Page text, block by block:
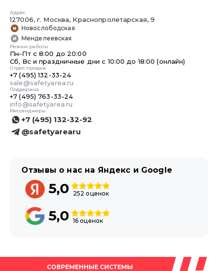
Адрес
127006, г. Москва, Краснопролетарская, 9
Новослободская
Менделеевская
Режим работы
Пн-Пт с 8:00 до 20:00
Сб, Вс и праздничные дни с 10:00 до 18:00 (онлайн)
Отдел продаж
+7 (495) 132-33-24
sale@safetyarea.ru
Поддержка
+7 (495) 763-33-24
info@safetyarea.ru
Мессенджеры
+7 (495) 132-32-92
@safetyarearu
Отзывы о нас на Яндекс и Google
5,0 252 оценок
5,0 16 оценок
СОВРЕМЕННЫЕ СИСТЕМЫ